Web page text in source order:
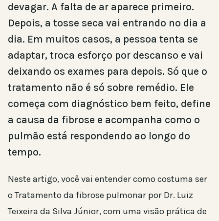
devagar. A falta de ar aparece primeiro.
Depois, a tosse seca vai entrando no dia a
dia. Em muitos casos, a pessoa tenta se
adaptar, troca esforço por descanso e vai
deixando os exames para depois. Só que o
tratamento não é só sobre remédio. Ele
começa com diagnóstico bem feito, define
a causa da fibrose e acompanha como o
pulmão está respondendo ao longo do
tempo.
Neste artigo, você vai entender como costuma ser
o Tratamento da fibrose pulmonar por Dr. Luiz
Teixeira da Silva Júnior, com uma visão prática de